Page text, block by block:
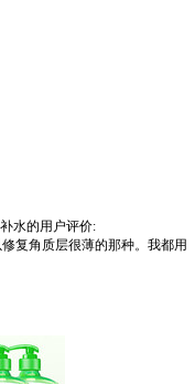
水的用户评价:
复角质层很薄的那种。我都用